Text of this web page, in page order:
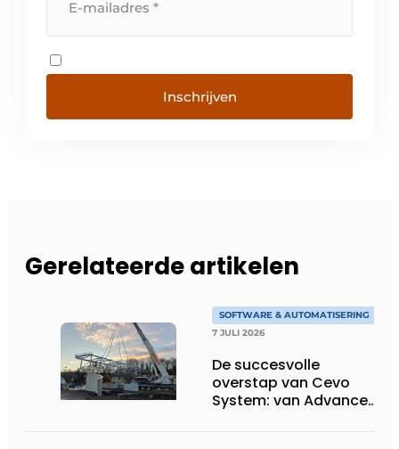
Inschrijven
Gerelateerde artikelen
SOFTWARE & AUTOMATISERING
7 JULI 2026
De succesvolle
overstap van Cevo
System: van Advance